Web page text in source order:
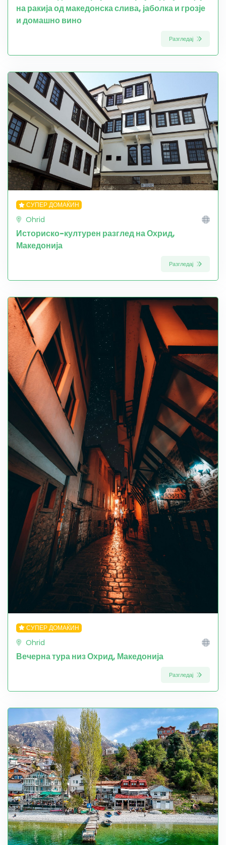
на ракија од македонска слива, јаболка и грозје
и домашно вино
Разгледај
СУПЕР ДОМАЌИН
Ohrid
Историско-културен разглед на Охрид,
Македонија
Разгледај
СУПЕР ДОМАЌИН
Ohrid
Вечерна тура низ Охрид, Македонија
Разгледај